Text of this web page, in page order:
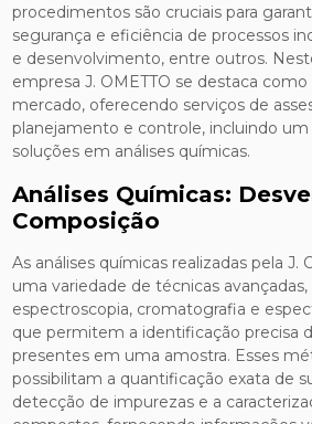
procedimentos são cruciais para
segurança e eficiência de processos
e desenvolvimento, entre outros.
empresa J. OMETTO se destaca
mercado, oferecendo serviços de
planejamento e controle, incluindo
soluções em análises químicas.
Análises Químicas:
Composição
As análises químicas realizadas pela J.
uma variedade de técnicas
espectroscopia, cromatografia e
que permitem a identificação precisa
presentes em uma amostra. Esses
possibilitam a quantificação exata de
detecção de impurezas e a